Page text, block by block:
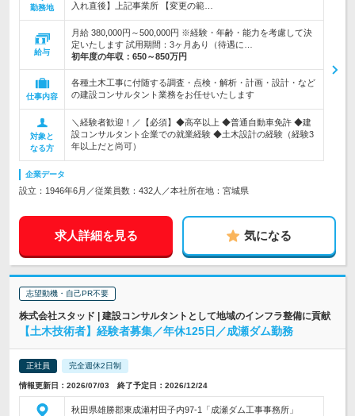
勤務地
入れ直後】上記事業所 【変更の範…
給与
月給 380,000円～500,000円 ※経験・年齢・能力を考慮して決
定いたします 試用期間：3ヶ月あり（待遇に…
初年度の年収： 650～850万円
仕事内容
各種土木工事に付随する調査・点検・解析・計画・設計・など
の建設コンサルタント業務をお任せいたします
対象と
なる方
＼経験者歓迎！／【必須】◆高卒以上 ◆普通自動車免許 ◆建
設コンサルタント企業での就業経験 ◆土木設計の経験（経験3
年以上だと尚可）
企業データ
設立：1946年6月／従業員数：432人／本社所在地：宮城県
求人詳細を見る 気になる
志望動機・自己PR不要
株式会社スタッド | 建設コンサルタントとして地域のインフラ整備に貢献
【土木技術者】経験者募集／年休125日／成瀬ダム勤務
正社員 完全週休2日制
情報更新日：2026/07/03 終了予定日：2026/12/24
秋田県雄勝郡東成瀬村田子内97-1「成瀬ダム工事事務所」